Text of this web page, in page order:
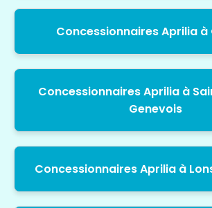
Concessionnaires Aprilia à
Concessionnaires Aprilia à
Genevois
Concessionnaires Aprilia à